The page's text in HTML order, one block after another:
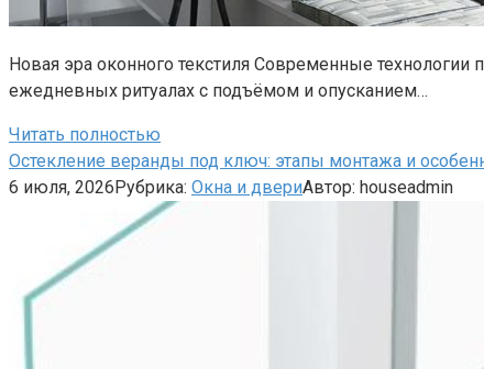
Новая эра оконного текстиля Современные
ежедневных ритуалах с подъёмом и опусканием…
Читать полностью
Остекление веранды под ключ: этапы монтажа и
6 июля, 2026Рубрика: Окна и двериАвтор: houseadmin